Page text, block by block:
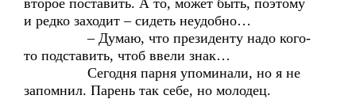
второе поставить. А то, может быть, поэтому
и редко заходит – сидеть неудобно…
– Думаю, что президенту надо кого-
то подставить, чтоб ввели знак…
Сегодня парня упоминали, но я не
запомнил. Парень так себе, но молодец.